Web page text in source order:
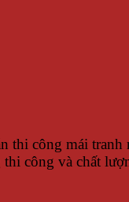
thi công mái
công và chất